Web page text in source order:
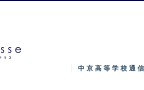
中京高等学校通